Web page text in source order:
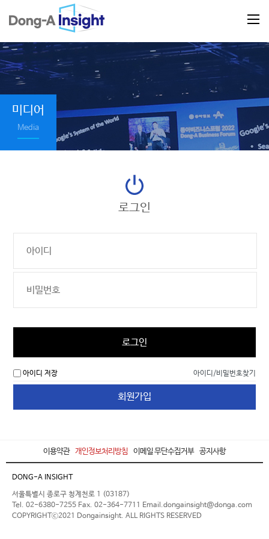
미디어
Media
로그인
로그인
아이디 저장 아이디/비밀번호찾기
회원가입
이용약관 개인정보처리방침 이메일 무단수집거부 공지사항
DONG-A INSIGHT
서울특별시 종로구 청계천로 1 (03187)
Tel. 02-6380-7255 Fax. 02-364-7711 Email.dongainsight@donga.com
COPYRIGHTⓒ2021 Dongainsight. ALL RIGHTS RESERVED